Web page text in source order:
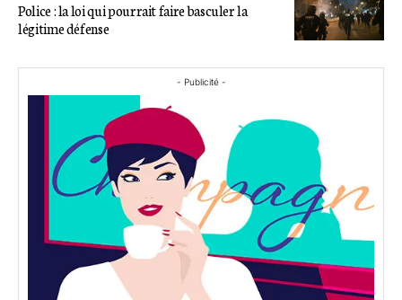
Police : la loi qui pourrait faire basculer la
légitime défense
- Publicité -